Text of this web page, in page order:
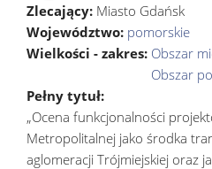
Zlecający: Miasto Gdańsk
Województwo: pomorskie
Wielkości - zakres: Obszar
Obszar
Pełny tytuł:
„Ocena funkcjonalności
Metropolitalnej jako środka
aglomeracji Trójmiejskiej oraz